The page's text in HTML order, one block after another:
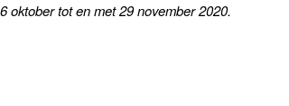
oktober tot en met 29 november 2020.